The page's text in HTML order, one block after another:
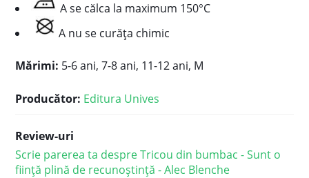
A se călca la maximum 150°C
A nu se curăța chimic
Mărimi: 5-6 ani, 7-8 ani, 11-12 ani, M
Producător: Editura Unives
Review-uri
Scrie parerea ta despre Tricou din bumbac - Sunt o
ființă plină de recunoștință - Alec Blenche